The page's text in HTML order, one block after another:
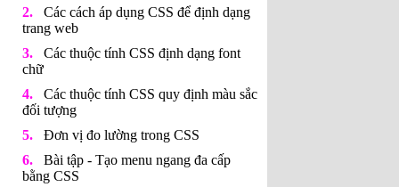
Các cách áp dụng CSS để định dạng
trang web
Các thuộc tính CSS định dạng font
chữ
Các thuộc tính CSS quy định màu sắc
đối tượng
Đơn vị đo lường trong CSS
Bài tập - Tạo menu ngang đa cấp
bằng CSS